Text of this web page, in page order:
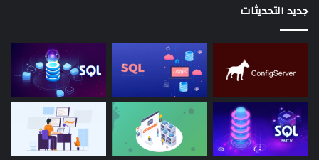
جديد التحديثات